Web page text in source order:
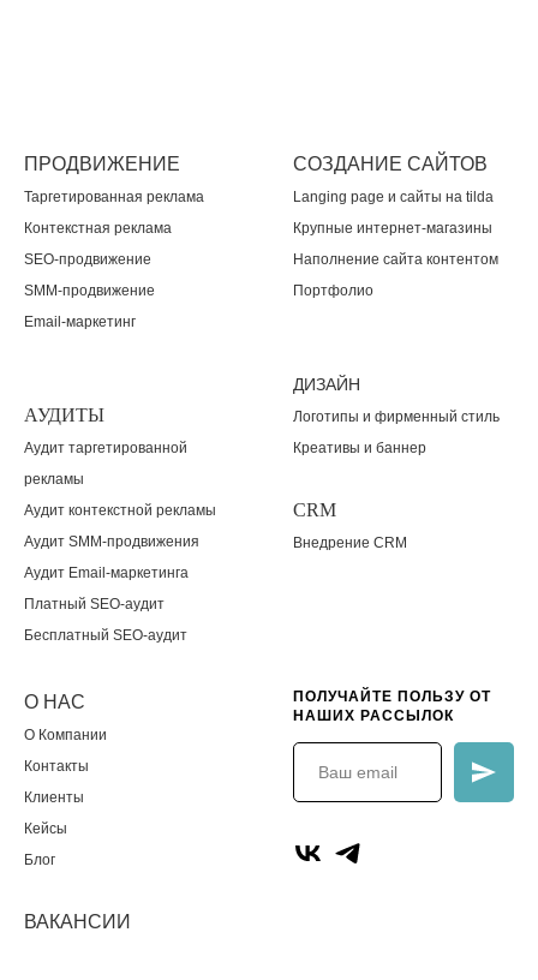
ПРОДВИЖЕНИЕ
Таргетированная реклама
Контекстная реклама
SEO-продвижение
SMM-продвижение
Email-маркетинг
АУДИТЫ
Аудит таргетированной
рекламы
Аудит контекстной рекламы
Аудит SMM-продвижения
Аудит Email-маркетинга
Платный SEO-аудит
Бесплатный SEO-аудит
СОЗДАНИЕ САЙТОВ
Langing page и сайты на tilda
Крупные интернет-магазины
Наполнение сайта контентом
Портфолио
ДИЗАЙН
Логотипы и фирменный стиль
Креативы и баннер
CRM
Внедрение CRM
О НАС
О Компании
Контакты
Клиенты
Кейсы
Блог
ВАКАНСИИ
ПОЛУЧАЙТЕ ПОЛЬЗУ ОТ
НАШИХ РАССЫЛОК